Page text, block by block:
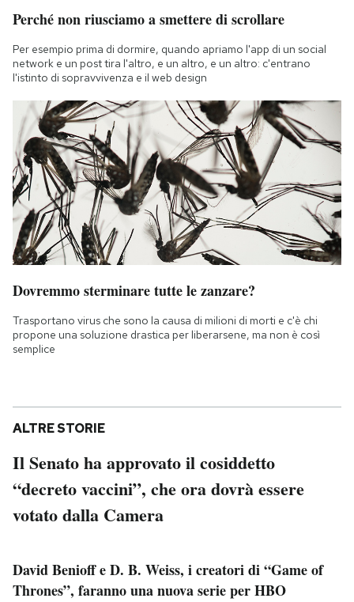
Perché non riusciamo a smettere di scrollare
Per esempio prima di dormire, quando apriamo l'app di un social
network e un post tira l'altro, e un altro, e un altro: c'entrano
l'istinto di sopravvivenza e il web design
Dovremmo sterminare tutte le zanzare?
Trasportano virus che sono la causa di milioni di morti e c'è chi
propone una soluzione drastica per liberarsene, ma non è così
semplice
ALTRE STORIE
Il Senato ha approvato il cosiddetto
“decreto vaccini”, che ora dovrà essere
votato dalla Camera
David Benioff e D. B. Weiss, i creatori di “Game of
Thrones”, faranno una nuova serie per HBO